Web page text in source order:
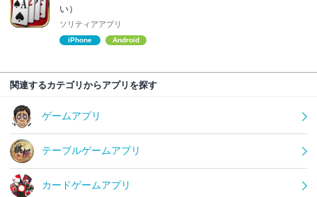
い）
ソリティアアプリ
iPhone Android
関連するカテゴリからアプリを探す
ゲームアプリ
テーブルゲームアプリ
カードゲームアプリ